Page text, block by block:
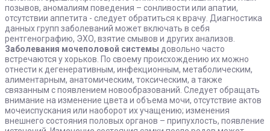
позывов, аномалиям поведения – сонливости или апатии,
отсутствии аппетита - следует обратиться к врачу. Диагностика
данных групп заболеваний может включать в себя
рентгенографию, ЭХО, взятие смывов и других анализов.
Заболевания мочеполовой системы довольно часто
встречаются у хорьков. По своему происхождению их можно
отнести к дегенеративным, инфекционным, метаболическим,
алиментарным, анатомическим, токсическим, а также
связанным с появлением новообразований. Следует обращать
внимание на изменение цвета и объема мочи, отсутствие актов
мочеиспускания или наоборот их учащению; изменения
внешнего состояния половых органов – припухлость, появление